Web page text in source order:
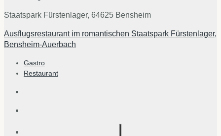
Staatspark Fürstenlager, 64625 Bensheim
Ausflugsrestaurant im romantischen Staatspark Fürstenlager,
Bensheim-Auerbach
Gastro
Restaurant